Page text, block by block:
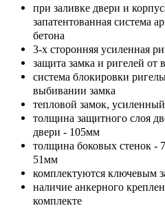
при заливке двери и
запатентованная система
бетона
3-х сторонняя усиленная
защита замка и ригелей
система блокировки
выбивании замка
тепловой замок,
толщина защитного слоя
двери - 105мм
толщина боковых стенок -
51мм
комплектуются ключевым
наличие анкерного
комплекте